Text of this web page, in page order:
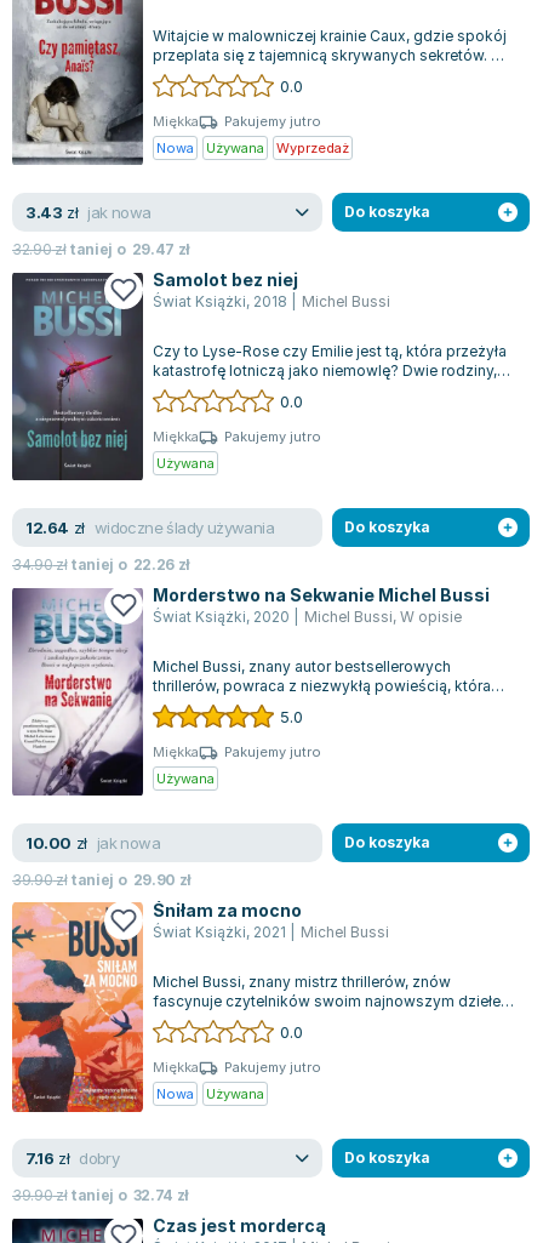
Jarosław Sokołowski
Piotr Latocha
Michael Scott
Piotr Semka
Jarosław Iwaszkiewicz
Jan Sztaudynger
Aleksander Puszkin
Oscar Wilde
Małgorzata Ohme
Maddie Ziegler
Leszek Czarnecki
Joanna Racewicz
Maria Seweryn
Janina Zającówna
Anna Prus (oprac.)
Nela Mała Reporterka
Agnieszka Maciąg
Barbara Wrzesińska
Terry Pratchett
Virginia Woolf
Lorraine Warren
Ajahn Brahm
Lucinda Riley
Witajcie w malowniczej krainie Caux, gdzie spokój
przeplata się z tajemnicą skrywanych sekretów. W
świecie pełnym sadu jabłoni i m...
0.0
Miękka
Pakujemy jutro
Nowa
Używana Wyprzedaż
3.43 zł jak nowa
32.90złtaniej o 29.47 zł
Do koszyka
Samolot bez niej
Świat Książki, 2018 Michel Bussi
Czy to Lyse-Rose czy Emilie jest tą, która przeżyła
katastrofę lotniczą jako niemowlę? Dwie rodziny,
jedna zamożna, druga skromna,...
0.0
Miękka
Pakujemy jutro
Używana
12.64 zł widoczne ślady używania
34.90złtaniej o 22.26 zł
Do koszyka
Morderstwo na Sekwanie Michel Bussi
Świat Książki, 2020 Michel Bussi, W opisie
Michel Bussi, znany autor bestsellerowych
thrillerów, powraca z niezwykłą powieścią, która
oszałamia i trzyma w napięciu. Na zatło...
5.0
Miękka
Pakujemy jutro
Używana
10.00 zł jak nowa
39.90złtaniej o 29.90 zł
Do koszyka
Śniłam za mocno
Świat Książki, 2021 Michel Bussi
Michel Bussi, znany mistrz thrillerów, znów
fascynuje czytelników swoim najnowszym dziełem.
Jego książka kreśli obraz miłości, któ...
0.0
Miękka
Pakujemy jutro
Nowa
Używana
7.16 zł dobry
39.90złtaniej o 32.74 zł
Do koszyka
Czas jest mordercą